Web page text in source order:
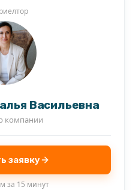
Васильевна
компании
заявку
за 15 минут